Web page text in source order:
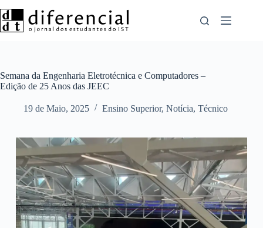
para
o
Semana da Engenharia Eletrotécnica e Computadores –
Edição de 25 Anos das JEEC
19 de Maio, 2025 Ensino Superior, Notícia, Técnico